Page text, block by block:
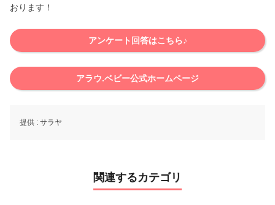
おります！
アンケート回答はこちら♪
アラウ.ベビー公式ホームページ
提供 : サラヤ
関連するカテゴリ